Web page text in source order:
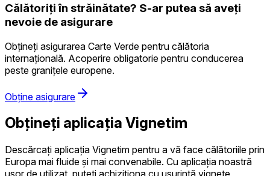
Călătoriți în străinătate? S-ar putea să aveți
nevoie de asigurare
Obțineți asigurarea Carte Verde pentru călătoria
internațională. Acoperire obligatorie pentru conducerea
peste granițele europene.
Obține asigurare
Obțineți aplicația Vignetim
Descărcați aplicația Vignetim pentru a vă face călătoriile prin
Europa mai fluide și mai convenabile. Cu aplicația noastră